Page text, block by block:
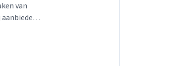
van